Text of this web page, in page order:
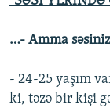
…- Amma
- 24-25 yaşım
ki, təzə bir kişi